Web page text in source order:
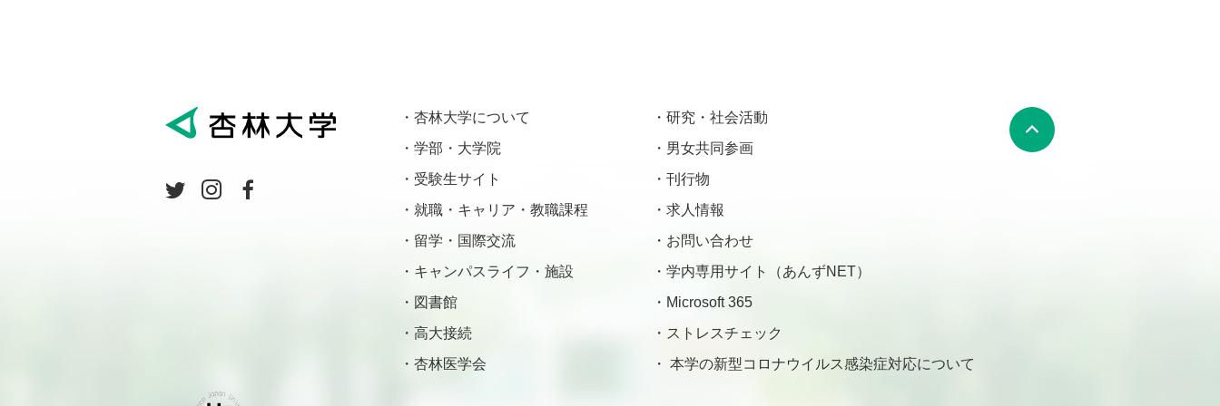
杏林大学について
学部・大学院
受験生サイト
就職・キャリア・教職課程
留学・国際交流
キャンパスライフ・施設
図書館
高大接続
杏林医学会
研究・社会活動
男女共同参画
刊行物
求人情報
お問い合わせ
学内専用サイト（あんずNET）
Microsoft 365
ストレスチェック
本学の新型コロナウイルス感染症対応について